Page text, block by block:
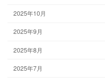
2025年10月
2025年9月
2025年8月
2025年7月